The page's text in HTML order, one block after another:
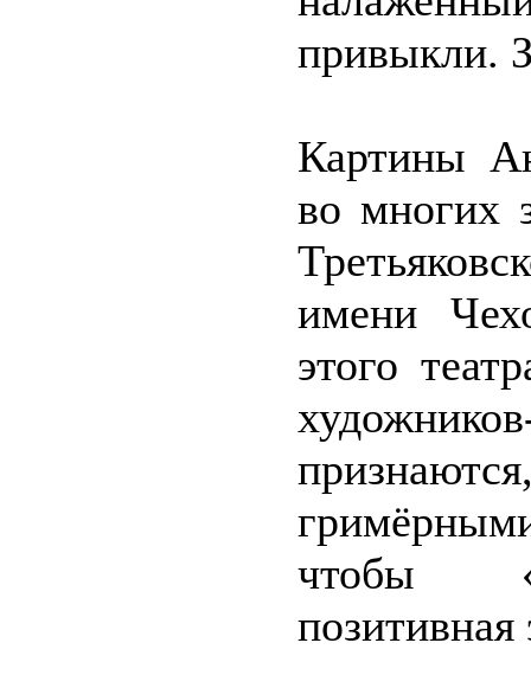
привыкли.
Картины
во многих
имени
этого
чтобы
позитивная